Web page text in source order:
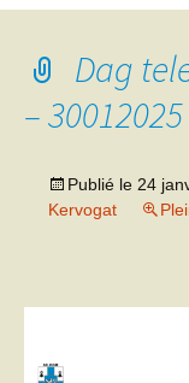
Dag
– 30012025
Publié le 24
Kervogat